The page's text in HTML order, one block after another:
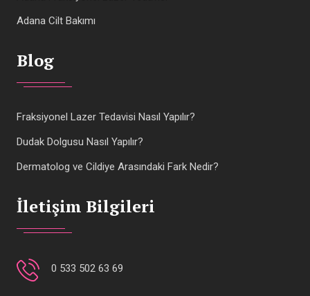
Adana Cilt Bakımı
Blog
Fraksiyonel Lazer Tedavisi Nasıl Yapılır?
Dudak Dolgusu Nasıl Yapılır?
Dermatolog ve Cildiye Arasındaki Fark Nedir?
İletişim Bilgileri
0 533 502 63 69